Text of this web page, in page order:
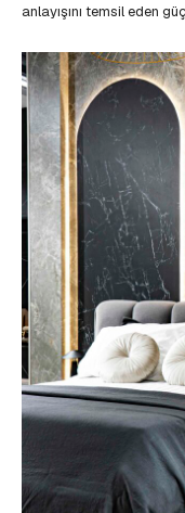
anlayışını temsil eden